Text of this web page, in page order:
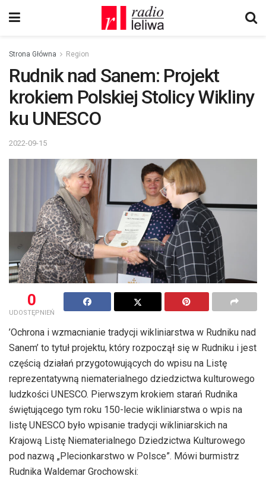
Strona Główna Region
Rudnik nad Sanem: Projekt
krokiem Polskiej Stolicy Wikliny
ku UNESCO
2022-09-15
0
UDOSTĘPNIEŃ
’Ochrona i wzmacnianie tradycji wikliniarstwa w Rudniku nad
Sanem’ to tytuł projektu, który rozpoczął się w Rudniku i jest
częścią działań przygotowujących do wpisu na Listę
reprezentatywną niematerialnego dziedzictwa kulturowego
ludzkości UNESCO. Pierwszym krokiem starań Rudnika
świętującego tym roku 150-lecie wikliniarstwa o wpis na
listę UNESCO było wpisanie tradycji wikliniarskich na
Krajową Listę Niematerialnego Dziedzictwa Kulturowego
pod nazwą „Plecionkarstwo w Polsce”. Mówi burmistrz
Rudnika Waldemar Grochowski: